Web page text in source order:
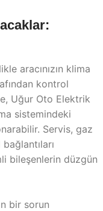
aracınızın klima
kontrol
Uğur Oto Elektrik
sistemindeki
Servis, gaz
bileşenlerin düzgün
bir sorun